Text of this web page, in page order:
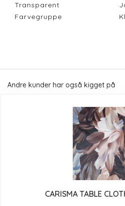
Transparent
Farvegruppe
Andre kunder har også kigget på
CARISMA TABLE